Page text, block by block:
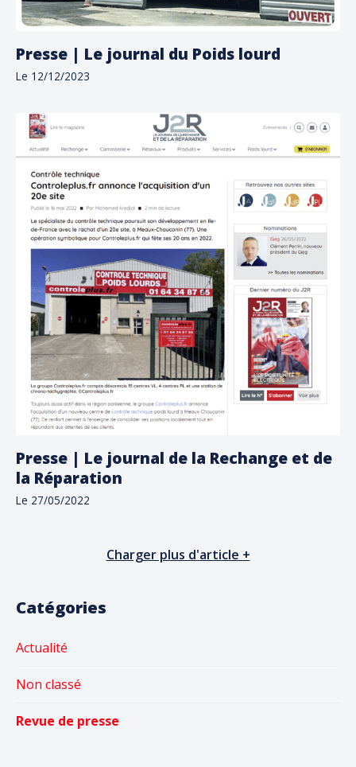
Primary Sidebar
Catégories
Actualité
Non classé
Revue de presse
Presse | Le journal du Poids lourd
Le 12/12/2023
Presse | Le journal de la Rechange et de
la Réparation
Le 27/05/2022
Charger plus d'article +